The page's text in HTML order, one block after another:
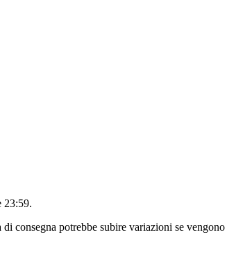
23:59.
consegna potrebbe subire variazioni se